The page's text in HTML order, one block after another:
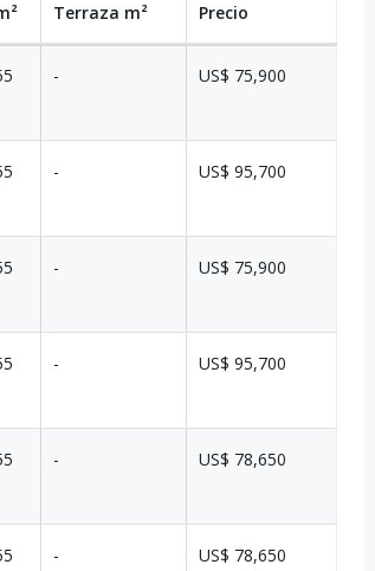
Terraza m² Precio
- US$ 75,900
- US$ 95,700
- US$ 75,900
- US$ 95,700
- US$ 78,650
- US$ 78,650